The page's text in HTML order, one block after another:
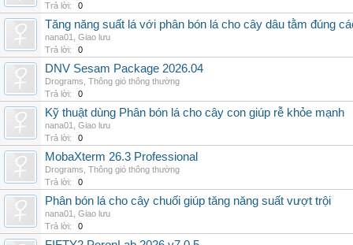
Trả lời:
0
Tăng năng suất lá với phân bón lá cho cây dâu tằm đúng
nana01
Giao lưu
Trả lời:
0
DNV Sesam Package 2026.04
Drograms Thông gió thông thường
Trả lời:
0
Kỹ thuật dùng Phân bón lá cho cây con giúp rễ khỏe mạnh
nana01
Giao lưu
Trả lời:
0
MobaXterm 26.3 Professional
Drograms Thông gió thông thường
Trả lời:
0
Phân bón lá cho cây chuối giúp tăng năng suất vượt trội
nana01
Giao lưu
Trả lời:
0